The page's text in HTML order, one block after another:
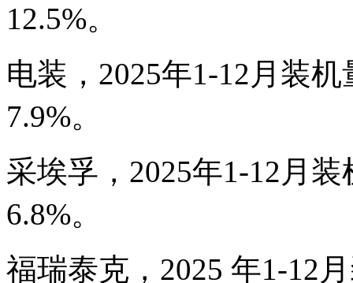
12.5%。
电装，2025年1-12月装
7.9%。
采埃孚，2025年1-12月
6.8%。
福瑞泰克，2025 年1-12